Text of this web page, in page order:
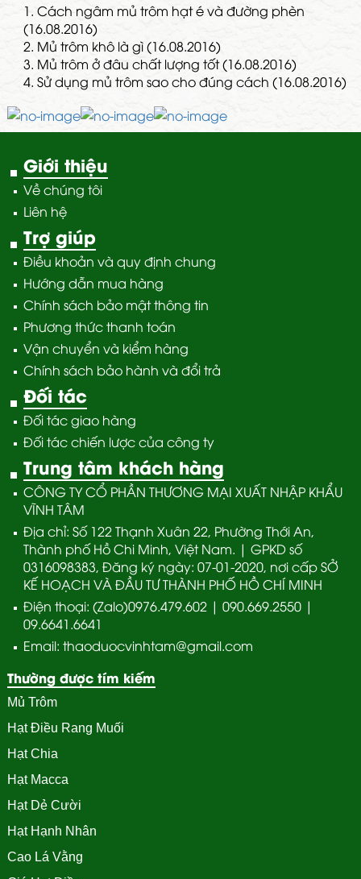
1. Cách ngâm mủ trôm hạt é và đường phèn
(16.08.2016)
2. Mủ trôm khô là gì (16.08.2016)
3. Mủ trôm ở đâu chất lượng tốt (16.08.2016)
4. Sử dụng mủ trôm sao cho đúng cách (16.08.2016)
Giới thiệu
Về chúng tôi
Liên hệ
Trợ giúp
Điều khoản và quy định chung
Hướng dẫn mua hàng
Chính sách bảo mật thông tin
Phương thức thanh toán
Vận chuyển và kiểm hàng
Chính sách bảo hành và đổi trả
Đối tác
Đối tác giao hàng
Đối tác chiến lược của công ty
Trung tâm khách hàng
CÔNG TY CỔ PHẦN THƯƠNG MẠI XUẤT NHẬP KHẨU
VĨNH TÂM
Địa chỉ: Số 122 Thạnh Xuân 22, Phường Thới An,
Thành phố Hồ Chi Minh, Việt Nam. | GPKD số
0316098383, Đăng ký ngày: 07-01-2020, nơi cấp SỞ
KẾ HOẠCH VÀ ĐẦU TƯ THÀNH PHỐ HỒ CHÍ MINH
Điện thoại: (Zalo)0976.479.602 | 090.669.2550 |
09.6641.6641
Email: thaoduocvinhtam@gmail.com
Thường được tím kiếm
Mủ Trôm
Hạt Điều Rang Muối
Hạt Chia
Hạt Macca
Hạt Dẻ Cười
Hạt Hạnh Nhân
Cao Lá Vằng